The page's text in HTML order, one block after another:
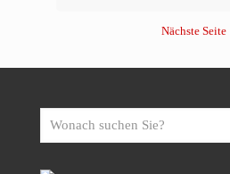
Nächste Seite
suchen